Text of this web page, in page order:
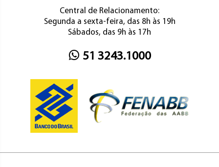
Central de Relacionamento:
Segunda a sexta-feira, das 8h às 19h
Sábados, das 9h às 17h
51 3243.1000